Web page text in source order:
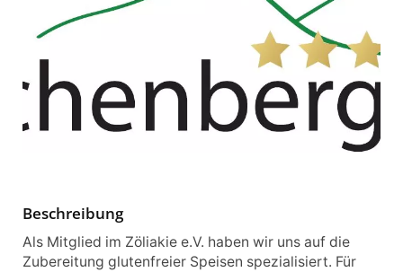
Beschreibung
Als Mitglied im Zöliakie e.V. haben wir uns auf die
Zubereitung glutenfreier Speisen spezialisiert. Für